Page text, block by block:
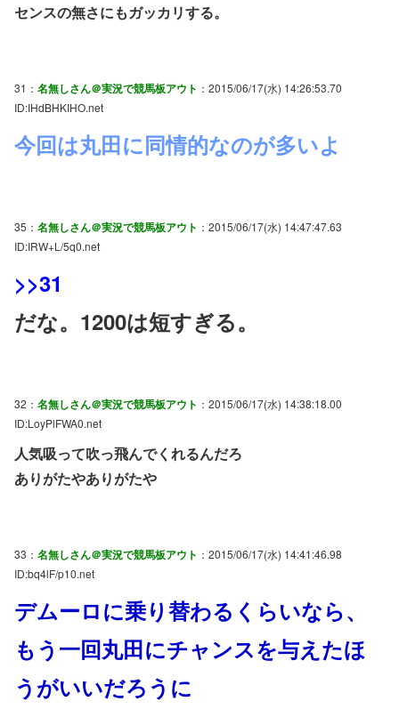
センスの無さにもガッカリする。
31： 名無しさん＠実況で競馬板アウト ：2015/06/17(水) 14:26:53.70
ID:IHdBHKIHO.net
今回は丸田に同情的なのが多いよ
35： 名無しさん＠実況で競馬板アウト ：2015/06/17(水) 14:47:47.63
ID:IRW+L/5q0.net
>>31
だな。1200は短すぎる。
32： 名無しさん＠実況で競馬板アウト ：2015/06/17(水) 14:38:18.00
ID:LoyPlFWA0.net
人気吸って吹っ飛んでくれるんだろ
ありがたやありがたや
33： 名無しさん＠実況で競馬板アウト ：2015/06/17(水) 14:41:46.98
ID:bq4lF/p10.net
デムーロに乗り替わるくらいなら、
もう一回丸田にチャンスを与えたほ
うがいいだろうに